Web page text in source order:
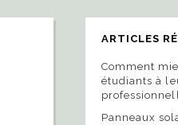
ARTICLES
Comment
étudiants à
Panneaux